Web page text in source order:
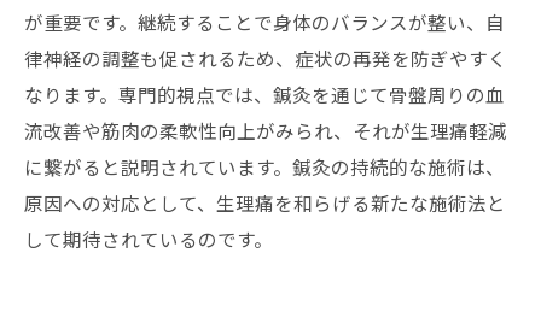
が重要です。継続することで身体のバランスが整い、自
律神経の調整も促されるため、症状の再発を防ぎやすく
なります。専門的視点では、鍼灸を通じて骨盤周りの血
流改善や筋肉の柔軟性向上がみられ、それが生理痛軽減
に繋がると説明されています。鍼灸の持続的な施術は、
原因への対応として、生理痛を和らげる新たな施術法と
して期待されているのです。